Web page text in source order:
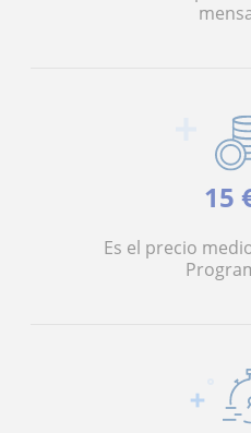
15
Es el precio